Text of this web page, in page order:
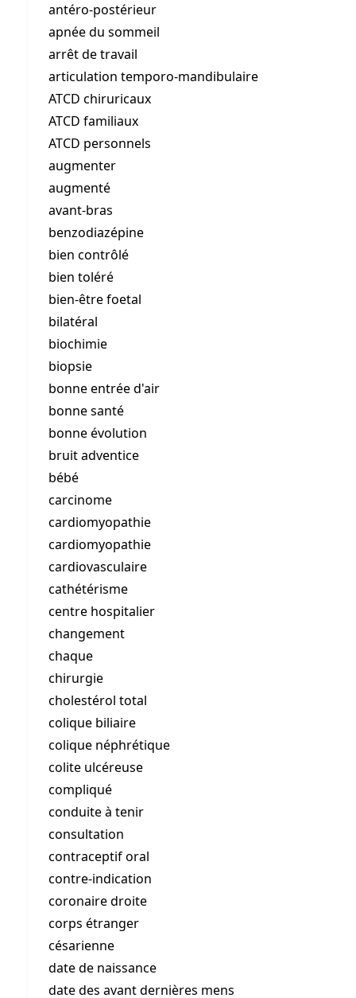
antéro-postérieur
apnée du sommeil
arrêt de travail
articulation temporo-mandibulaire
ATCD chiruricaux
ATCD familiaux
ATCD personnels
augmenter
augmenté
avant-bras
benzodiazépine
bien contrôlé
bien toléré
bien-être foetal
bilatéral
biochimie
biopsie
bonne entrée d'air
bonne santé
bonne évolution
bruit adventice
bébé
carcinome
cardiomyopathie
cardiomyopathie
cardiovasculaire
cathétérisme
centre hospitalier
changement
chaque
chirurgie
cholestérol total
colique biliaire
colique néphrétique
colite ulcéreuse
compliqué
conduite à tenir
consultation
contraceptif oral
contre-indication
coronaire droite
corps étranger
césarienne
date de naissance
date des avant dernières mens